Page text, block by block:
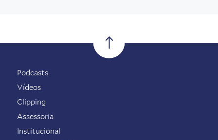
Podcasts
Vídeos
Clipping
Assessoria
Institucional